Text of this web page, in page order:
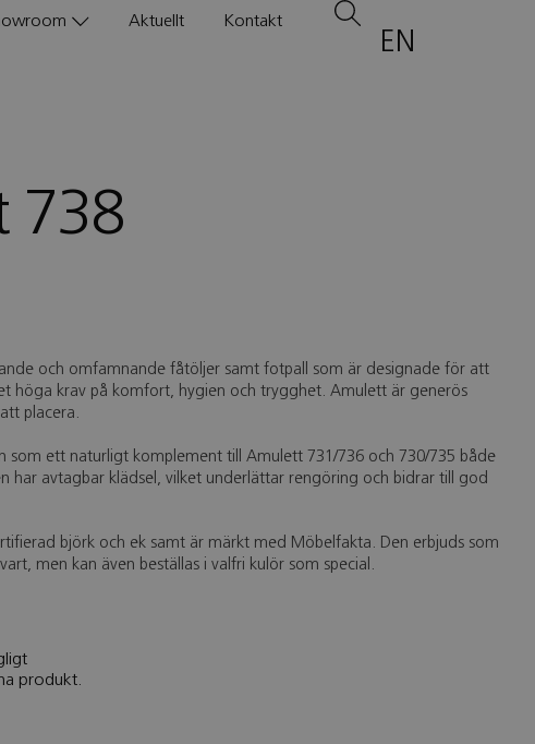
Aktuellt Kontakt
EN
738
och omfamnande fåtöljer samt fotpall som är designade för att
höga krav på komfort, hygien och trygghet. Amulett är generös
placera.
som ett naturligt komplement till Amulett 731/736 och 730/735 både
har avtagbar klädsel, vilket underlättar rengöring och bidrar till god
björk och ek samt är märkt med Möbelfakta. Den erbjuds som
men kan även beställas i valfri kulör som special.
produkt.